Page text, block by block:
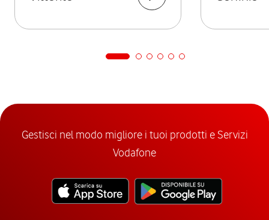
Gestisci nel modo migliore i tuoi prodotti e Servizi
Vodafone